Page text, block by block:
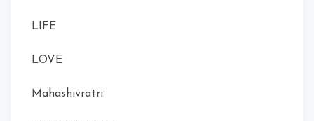
LIFE
LOVE
Mahashivratri